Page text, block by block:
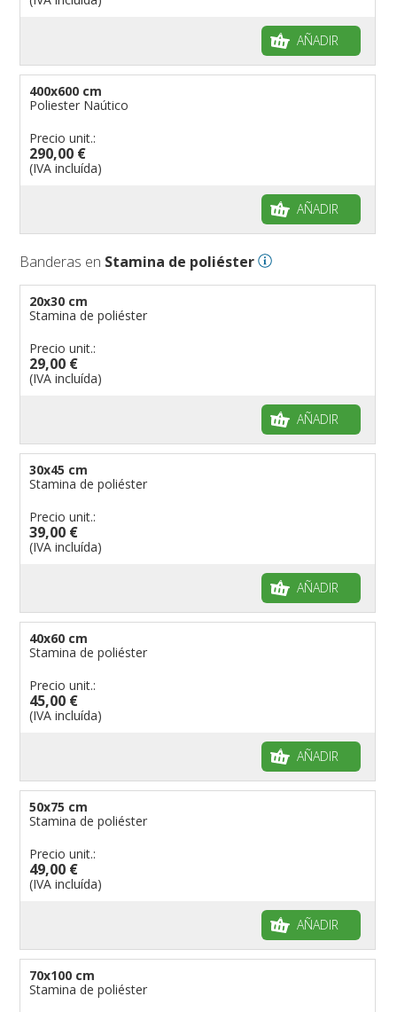
AÑADIR
400x600 cm
Poliester Naútico
Precio unit.:
290,00 €
(IVA incluída)
AÑADIR
Banderas en Stamina de poliéster
20x30 cm
Stamina de poliéster
Precio unit.:
29,00 €
(IVA incluída)
AÑADIR
30x45 cm
Stamina de poliéster
Precio unit.:
39,00 €
(IVA incluída)
AÑADIR
40x60 cm
Stamina de poliéster
Precio unit.:
45,00 €
(IVA incluída)
AÑADIR
50x75 cm
Stamina de poliéster
Precio unit.:
49,00 €
(IVA incluída)
AÑADIR
70x100 cm
Stamina de poliéster